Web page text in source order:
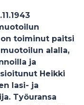
toiminut paitsi
alalla,
ja
Heikki
lasi- ja
Työuransa